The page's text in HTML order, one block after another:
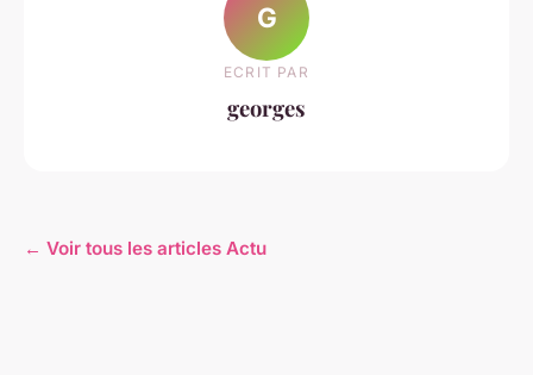
G
ECRIT PAR
georges
← Voir tous les articles Actu